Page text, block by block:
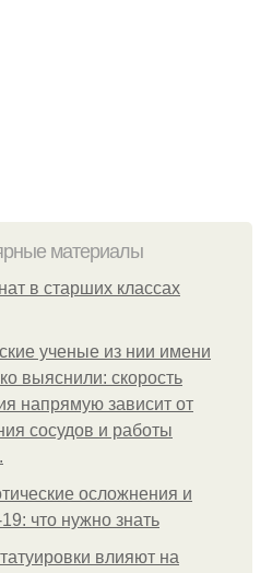
материалы
в старших классах
ученые из нии имени
выяснили: скорость
напрямую зависит от
сосудов и работы
осложнения и
что нужно знать
влияют на